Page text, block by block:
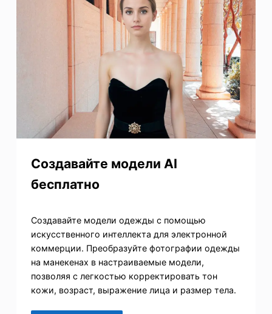
Создавайте модели AI
бесплатно
Создавайте модели одежды с помощью
искусственного интеллекта для электронной
коммерции. Преобразуйте фотографии одежды
на манекенах в настраиваемые модели,
позволяя с легкостью корректировать тон
кожи, возраст, выражение лица и размер тела.